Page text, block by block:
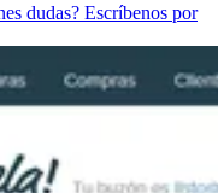
dudas? Escríbenos por